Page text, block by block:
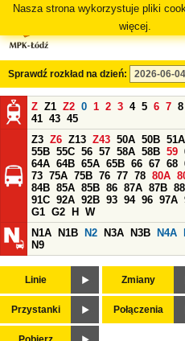
Nasza strona wykorzystuje pliki
więcej.
Sprawdź rozkład na dzień:
Z Z1 Z2 0 1 2 3 4 5 6 7 8
41 43 45
Z3 Z6 Z13 Z43 50A 50B 51A
55B 55C 56 57 58A 58B 59
64A 64B 65A 65B 66 67 68
73 75A 75B 76 77 78 80A
84B 85A 85B 86 87A 87B
91C 92A 92B 93 94 96 97A
G1 G2 H
W
N1A
N1B N2 N3A N3B N4A
N9
Linie Zmiany
Przystanki Połączenia